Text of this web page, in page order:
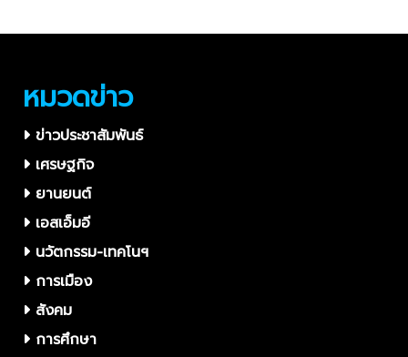
พาเด็กทุกคนเข้าถึงการเรียนรู้
หมวดข่าว
ข่าวประชาสัมพันธ์
เศรษฐกิจ
ยานยนต์
เอสเอ็มอี
นวัตกรรม-เทคโนฯ
การเมือง
สังคม
การศึกษา